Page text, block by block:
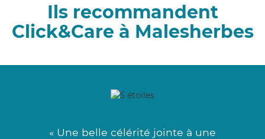
Ils recommandent
Click&Care à Malesherbes
« Une belle célérité jointe à une